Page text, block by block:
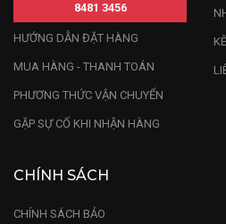
8481 3456
HƯỚNG DẪN ĐẶT HÀNG
MUA HÀNG - THANH TOÁN
PHƯƠNG THỨC VẬN CHUYỂN
GẶP SỰ CỐ KHI NHẬN HÀNG
CHÍNH SÁCH
CHÍNH SÁCH BẢO